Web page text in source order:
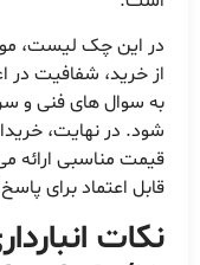
در این چک لیست،
به سوال های فنی و
شود. در نهایت،
قیمت مناسبی ارائه
قابل اعتماد برای
نکات